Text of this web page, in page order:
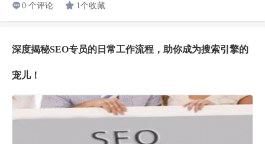
0 个评论
1个收藏
深度揭秘SEO专员的日常工作流程，助你成为搜索引擎的
宠儿！